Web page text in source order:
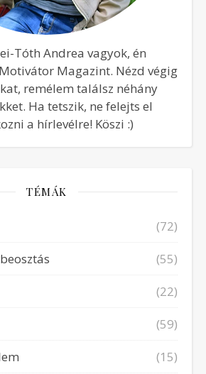
Tóth Andrea vagyok, én
Magazint. Nézd végig
remélem találsz néhány
Ha tetszik, ne felejts el
a hírlevélre! Köszi :)
TÉMÁK
(72)
(55)
(22)
(59)
(15)